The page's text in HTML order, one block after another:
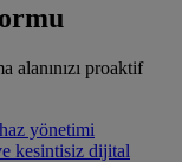
alanınızı proaktif
yönetimi
kesintisiz dijital